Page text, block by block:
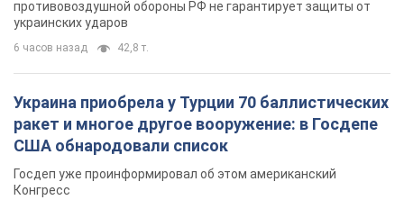
противовоздушной обороны РФ не гарантирует защиты от
украинских ударов
6 часов назад 42,8 т.
Украина приобрела у Турции 70 баллистических
ракет и многое другое вооружение: в Госдепе
США обнародовали список
Госдеп уже проинформировал об этом американский
Конгресс